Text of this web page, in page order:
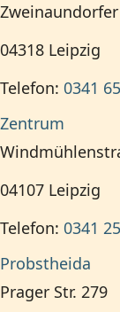
Zweinaundorfer
04318 Leipzig
Telefon: 0341
Zentrum
04107 Leipzig
Telefon: 0341
Probstheida
Prager Str. 279